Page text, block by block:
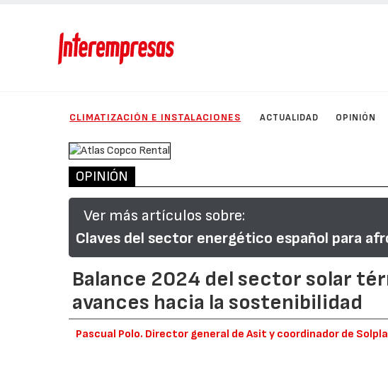
CLIMATIZACIÓN E INSTALACIONES ACTUALIDAD OPINIÓN
OPINIÓN
Ver más artículos sobre:
Claves del sector energético español para
Balance 2024 del sector solar
avances hacia la sostenibilidad
Pascual Polo. Director general de Asit y coordinador de